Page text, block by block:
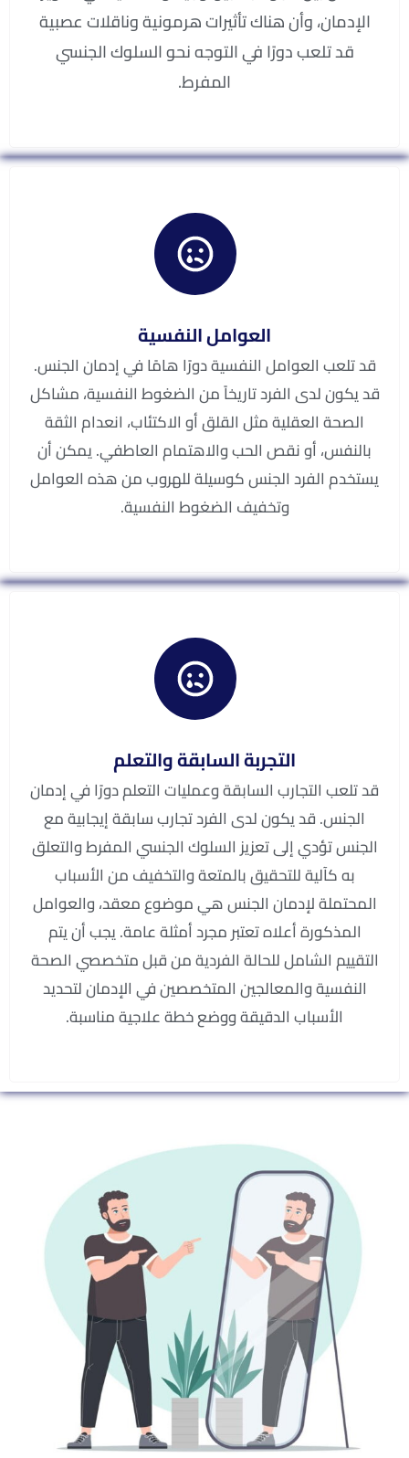
الإدمان، وأن هناك تأثيرات هرمونية وناقلات عصبية
قد تلعب دورًا في التوجه نحو السلوك الجنسي
المفرط.
العوامل النفسية
قد تلعب العوامل النفسية دورًا هامًا في إدمان الجنس.
قد يكون لدى الفرد تاريخاً من الضغوط النفسية، مشاكل
الصحة العقلية مثل القلق أو الاكتئاب، انعدام الثقة
بالنفس، أو نقص الحب والاهتمام العاطفي. يمكن أن
يستخدم الفرد الجنس كوسيلة للهروب من هذه العوامل
وتخفيف الضغوط النفسية.
التجربة السابقة والتعلم
قد تلعب التجارب السابقة وعمليات التعلم دورًا في إدمان
الجنس. قد يكون لدى الفرد تجارب سابقة إيجابية مع
الجنس تؤدي إلى تعزيز السلوك الجنسي المفرط والتعلق
به كآلية للتحقيق بالمتعة والتخفيف من الأسباب
المحتملة لإدمان الجنس هي موضوع معقد، والعوامل
المذكورة أعلاه تعتبر مجرد أمثلة عامة. يجب أن يتم
التقييم الشامل للحالة الفردية من قبل متخصصي الصحة
النفسية والمعالجين المتخصصين في الإدمان لتحديد
الأسباب الدقيقة ووضع خطة علاجية مناسبة.